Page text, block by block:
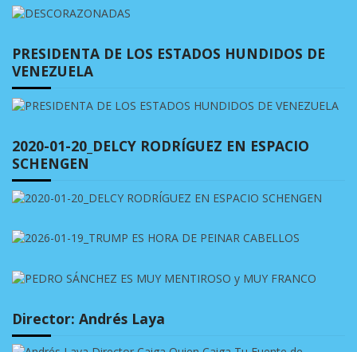
PRESIDENTA DE LOS ESTADOS HUNDIDOS DE
VENEZUELA
2020-01-20_DELCY RODRÍGUEZ EN ESPACIO
SCHENGEN
Director: Andrés Laya